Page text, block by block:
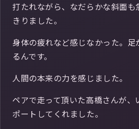
打たれながら、なだらかな斜面も
きりました。
身体の疲れなど感じなかった。足
るんです。
人間の本来の力を感じました。
ペアで走って頂いた高橋さんが、
ポートしてくれました。